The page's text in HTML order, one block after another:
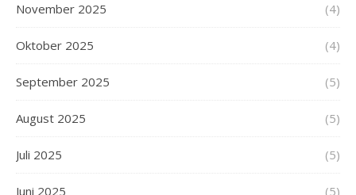
November 2025 (4)
Oktober 2025 (4)
September 2025 (5)
August 2025 (5)
Juli 2025 (5)
Juni 2025 (5)